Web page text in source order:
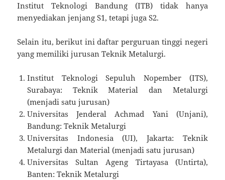
Institut Teknologi Bandung (ITB) tidak hanya
menyediakan jenjang S1, tetapi juga S2.
Selain itu, berikut ini daftar perguruan tinggi negeri
yang memiliki jurusan Teknik Metalurgi.
Institut Teknologi Sepuluh Nopember (ITS),
Surabaya: Teknik Material dan Metalurgi
(menjadi satu jurusan)
Universitas Jenderal Achmad Yani (Unjani),
Bandung: Teknik Metalurgi
Universitas Indonesia (UI), Jakarta: Teknik
Metalurgi dan Material (menjadi satu jurusan)
Universitas Sultan Ageng Tirtayasa (Untirta),
Banten: Teknik Metalurgi